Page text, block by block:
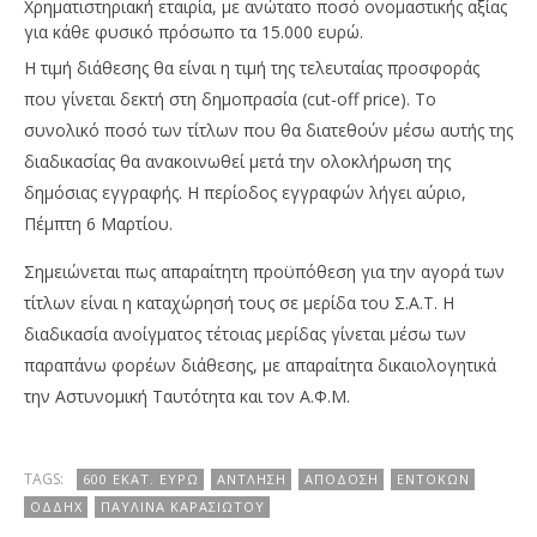
Χρηματιστηριακή εταιρία, με ανώτατο ποσό ονομαστικής αξίας
για κάθε φυσικό πρόσωπο τα 15.000 ευρώ.
Η τιμή διάθεσης θα είναι η τιμή της τελευταίας προσφοράς
που γίνεται δεκτή στη δημοπρασία (cut-off price). Το
συνολικό ποσό των τίτλων που θα διατεθούν μέσω αυτής της
διαδικασίας θα ανακοινωθεί μετά την ολοκλήρωση της
δημόσιας εγγραφής. Η περίοδος εγγραφών λήγει αύριο,
Πέμπτη 6 Μαρτίου.
Σημειώνεται πως απαραίτητη προϋπόθεση για την αγορά των
τίτλων είναι η καταχώρησή τους σε μερίδα του Σ.Α.Τ. Η
διαδικασία ανοίγματος τέτοιας μερίδας γίνεται μέσω των
παραπάνω φορέων διάθεσης, με απαραίτητα δικαιολογητικά
την Αστυνομική Ταυτότητα και τον Α.Φ.Μ.
TAGS: 600 ΕΚΑΤ. ΕΥΡΏ ΆΝΤΛΗΣΗ ΑΠΌΔΟΣΗ
ΕΝΤΌΚΩΝ
ΟΔΔΗΧ
ΠΑΥΛΊΝΑ ΚΑΡΑΣΙΏΤΟΥ